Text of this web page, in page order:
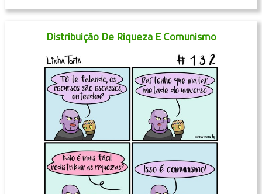
Distribuição De Riqueza E Comunismo